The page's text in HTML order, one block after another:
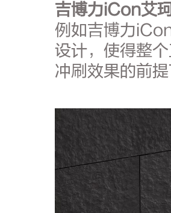
吉博力iCon艾
例如吉博力
设计，使得整
冲刷效果的前